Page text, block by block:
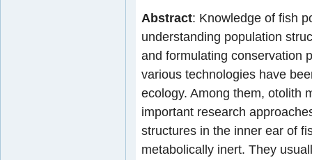
Abstract: Knowledge of fish
understanding population
and formulating conservation
various technologies have
ecology. Among them, otolith
important research
structures in the inner ear of
metabolically inert. They